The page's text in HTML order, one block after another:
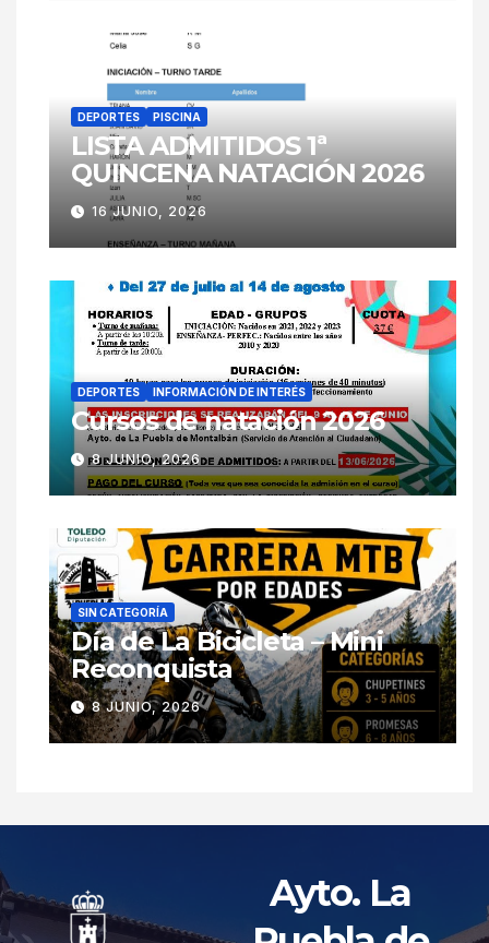
DEPORTES PISCINA
LISTA ADMITIDOS 1ª
QUINCENA NATACIÓN 2026
16 JUNIO, 2026
DEPORTES INFORMACIÓN DE INTERÉS
Cursos de natación 2026
8 JUNIO, 2026
SIN CATEGORÍA
Día de La Bicicleta – Mini
Reconquista
8 JUNIO, 2026
Ayto. La